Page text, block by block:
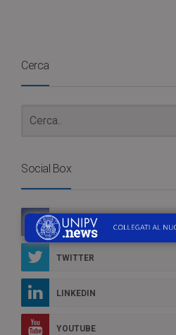
Cerca
Social Box
FACEBOOK
TWITTER
LINKEDIN
YOUTUBE